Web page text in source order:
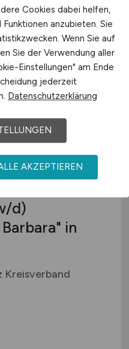
GmbH
d)
in
Kreisverband
Cookies dabei helfen,
anzubieten. Sie
Wenn Sie auf
Sie der Verwendung aller
Einstellungen" am Ende
jederzeit
Datenschutzerklärung
AKZEPTIEREN